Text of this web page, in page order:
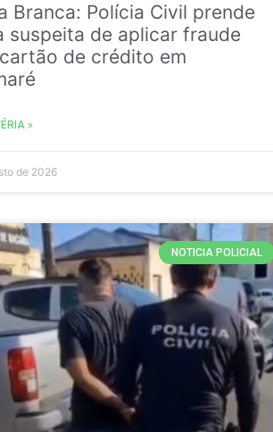
Branca: Polícia Civil prende
suspeita de aplicar fraude
de crédito em
»
de 2026
NOTICIA POLICIAL